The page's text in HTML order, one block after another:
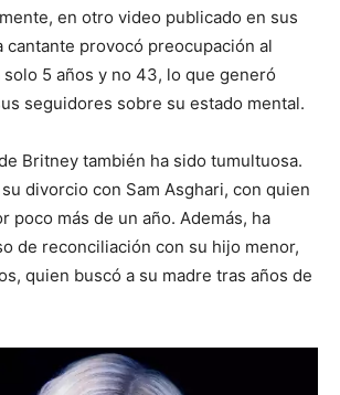
en otro video publicado en sus
cantante provocó preocupación al
5 años y no 43, lo que generó
seguidores sobre su estado mental.
Britney también ha sido tumultuosa.
divorcio con Sam Asghari, con quien
poco más de un año. Además, ha
de reconciliación con su hijo menor,
quien buscó a su madre tras años de